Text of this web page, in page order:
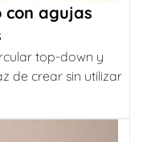
con agujas
top-down y
de crear sin utilizar